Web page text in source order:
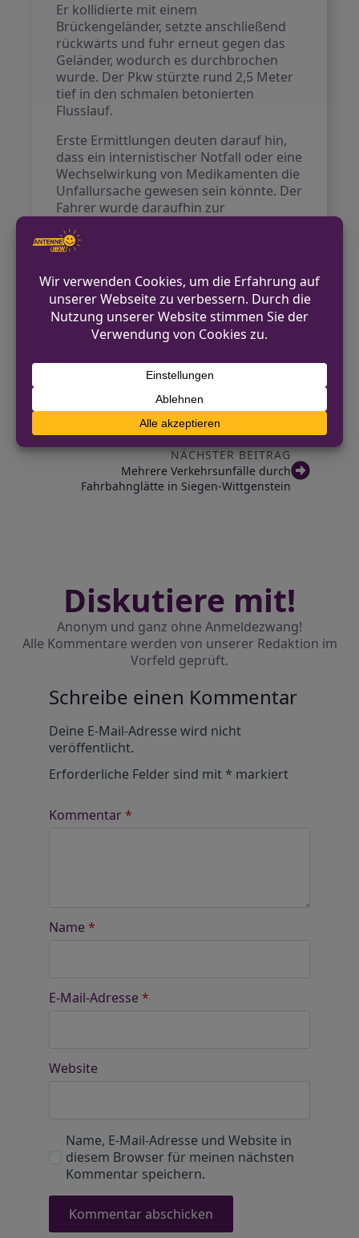
Er kollidierte mit einem
Brückengeländer, setzte anschließend
rückwärts und fuhr erneut gegen das
Geländer, wodurch es durchbrochen
wurde. Der Pkw stürzte rund 2,5 Meter
tief in den schmalen betonierten
Flusslauf.
Erste Ermittlungen deuten darauf hin,
dass ein internistischer Notfall oder eine
Wechselwirkung von Medikamenten die
Unfallursache gewesen sein könnte. Der
Fahrer wurde daraufhin zur
Rettungswagen ins Krankenhaus
gebracht. Ein Abschleppunternehmen
kümmerte sich um die Bergung des
Fahrzeugs, dessen Gesamtschaden auf
etwa 17.500 Euro geschätzt wird. Die
weiteren Ermittlungen werden von
einem Verkehrskommissariat
durchgeführt.
VORHERIGER BEITRAG
Diebe stehlen Rüttelplatte in Bad Laasphe
NÄCHSTER BEITRAG
Mehrere Verkehrsunfälle durch
Fahrbahnglätte in Siegen-Wittgenstein
Diskutiere mit!
Anonym und ganz ohne Anmeldezwang!
Alle Kommentare werden von unserer Redaktion im
Vorfeld geprüft.
Schreibe einen Kommentar
Deine E-Mail-Adresse wird nicht
veröffentlicht.
Erforderliche Felder sind mit* markiert
Kommentar*
Name *
E-Mail-Adresse *
Website
Name, E-Mail-Adresse und Website in
diesem Browser für meinen nächsten
Kommentar speichern.